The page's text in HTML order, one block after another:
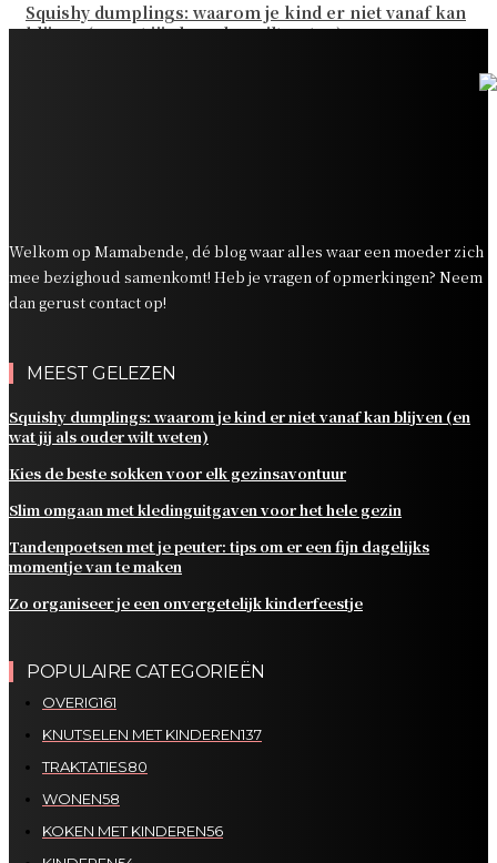
Squishy dumplings: waarom je kind er niet vanaf kan
blijven (en wat jij als ouder wilt weten)
Welkom op Mamabende, dé blog waar alles waar een moeder zich
mee bezighoud samenkomt! Heb je vragen of opmerkingen? Neem
dan gerust contact op!
MEEST GELEZEN
Squishy dumplings: waarom je kind er niet vanaf kan blijven (en
wat jij als ouder wilt weten)
Kies de beste sokken voor elk gezinsavontuur
Slim omgaan met kledinguitgaven voor het hele gezin
Tandenpoetsen met je peuter: tips om er een fijn dagelijks
momentje van te maken
Zo organiseer je een onvergetelijk kinderfeestje
POPULAIRE CATEGORIEËN
OVERIG161
KNUTSELEN MET KINDEREN137
TRAKTATIES80
WONEN58
KOKEN MET KINDEREN56